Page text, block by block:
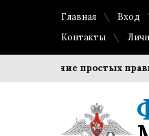
Главная Вход
Контакты
Соблюдение простых